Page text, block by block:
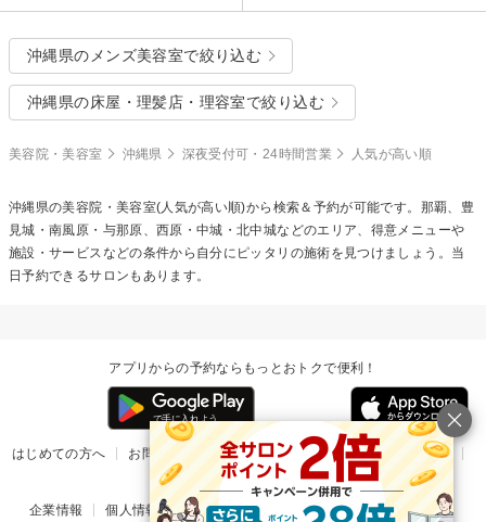
沖縄県のメンズ美容室で絞り込む
沖縄県の床屋・理髪店・理容室で絞り込む
美容院・美容室 沖縄県 深夜受付可・24時間営業 人気が高い順
沖縄県の美容院・美容室(人気が高い順)から検索＆予約が可能です。那覇、豊
見城・南風原・与那原、西原・中城・北中城などのエリア、得意メニューや
施設・サービスなどの条件から自分にピッタリの施術を見つけましょう。当
日予約できるサロンもあります。
アプリからの予約ならもっとおトクで便利！
はじめての方へ お問い合わせ ヘルプ リリース情報
利用規約
掲載ご希望のサロン様
企業情報 個人情報保護方針 楽天のサービス一覧 アプリ一覧